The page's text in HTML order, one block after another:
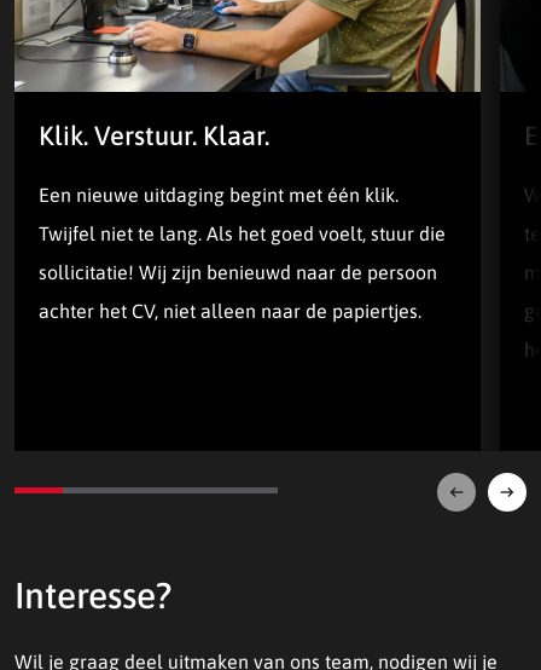
Klik. Verstuur. Klaar.
Een nieuwe uitdaging begint met één klik.
Twijfel niet te lang. Als het goed voelt, stuur die
sollicitatie! Wij zijn benieuwd naar de persoon
achter het CV, niet alleen naar de papiertjes.
Volgende
Interesse?
Wil je graag deel uitmaken van ons team, nodigen wij je